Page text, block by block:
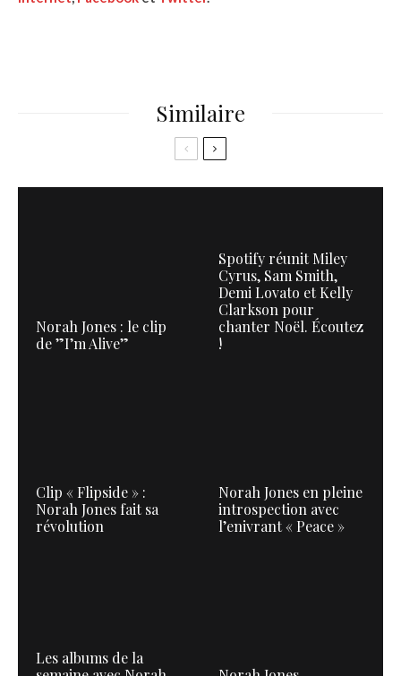
Similaire
Norah Jones : le clip
de ”I’m Alive”
Spotify réunit Miley
Cyrus, Sam Smith,
Demi Lovato et Kelly
Clarkson pour
chanter Noël. Écoutez
!
Clip « Flipside » :
Norah Jones fait sa
révolution
Norah Jones en pleine
introspection avec
l’enivrant « Peace »
Les albums de la